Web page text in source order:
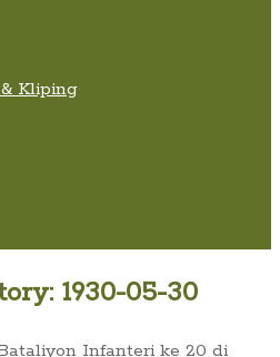
Kliping
1930-05-30
Infanteri ke 20 di